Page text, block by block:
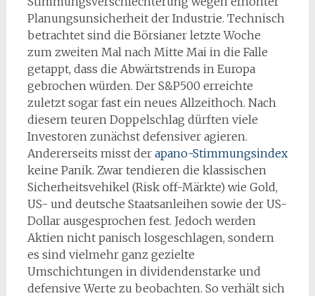
Planungsunsicherheit der Industrie. Technisch
betrachtet sind die Börsianer letzte Woche
zum zweiten Mal nach Mitte Mai in die Falle
getappt, dass die Abwärtstrends in Europa
gebrochen würden. Der S&P500 erreichte
zuletzt sogar fast ein neues Allzeithoch. Nach
diesem teuren Doppelschlag dürften viele
Investoren zunächst defensiver agieren.
Andererseits misst der apano-Stimmungsindex
keine Panik. Zwar tendieren die klassischen
Sicherheitsvehikel (Risk off-Märkte) wie Gold,
US- und deutsche Staatsanleihen sowie der US-
Dollar ausgesprochen fest. Jedoch werden
Aktien nicht panisch losgeschlagen, sondern
es sind vielmehr ganz gezielte
Umschichtungen in dividendenstarke und
defensive Werte zu beobachten. So verhält sich